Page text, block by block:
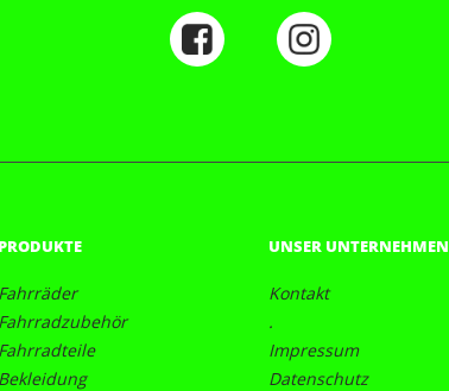
PRODUKTE
Fahrräder
Fahrradzubehör
Fahrradteile
Bekleidung
UNSER UNTERNEHMEN
Kontakt
.
Impressum
Datenschutz